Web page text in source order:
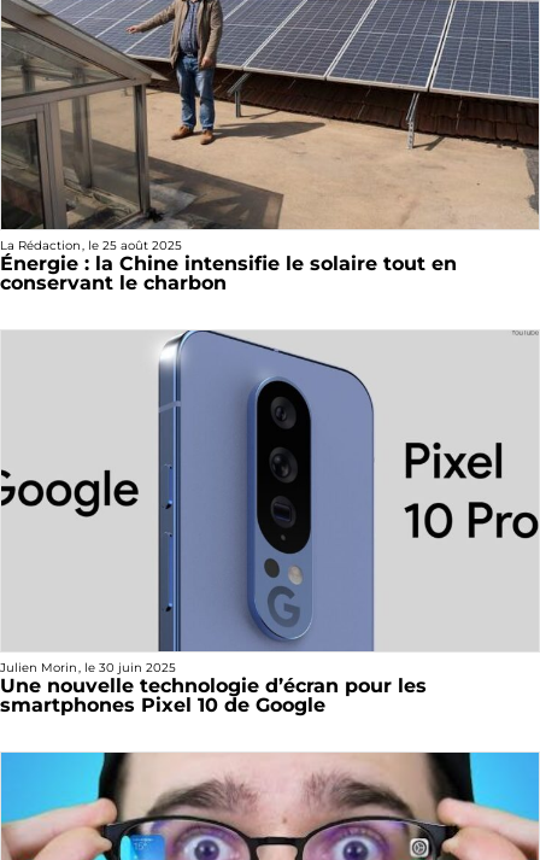
La Rédaction, le 25 août 2025
Énergie : la Chine intensifie le solaire tout en
conservant le charbon
Julien Morin, le 30 juin 2025
Une nouvelle technologie d’écran pour les
smartphones Pixel 10 de Google